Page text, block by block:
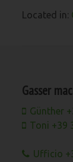
Located in:
Gasser
Günther
Toni +39
Ufficio